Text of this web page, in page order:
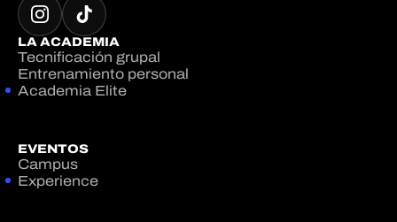
LA ACADEMIA
Tecnificación grupal
Entrenamiento personal
Academia Elite
EVENTOS
Campus
Experience